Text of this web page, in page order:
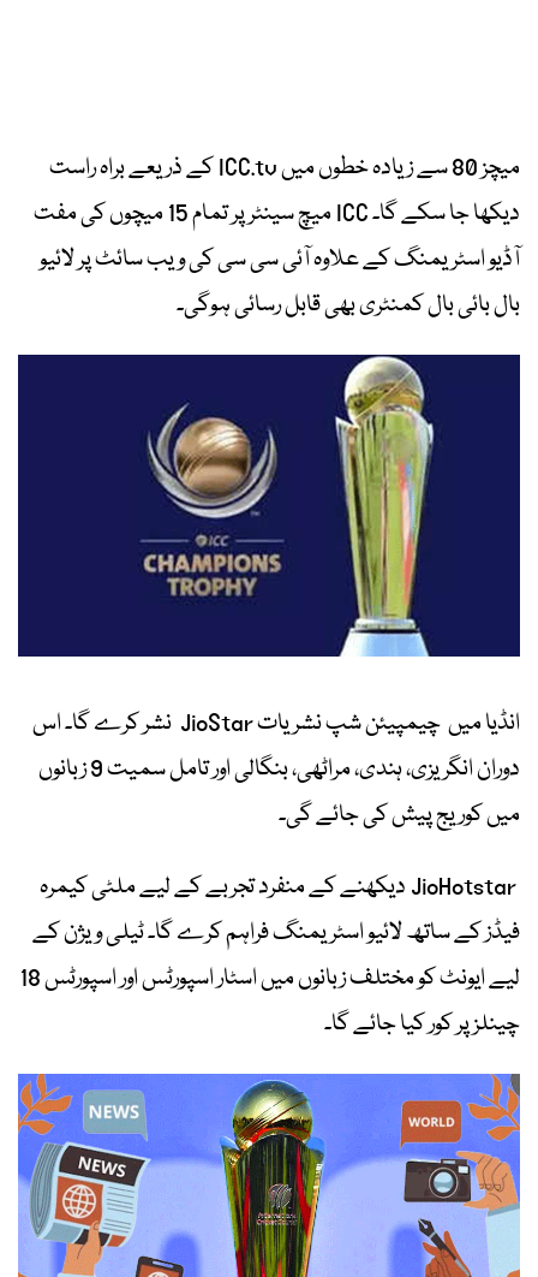
میچز 80 سے زیادہ خطوں میں ICC.tv کے ذریعے براہ راست
دیکھا جا سکے گا۔ ICC میچ سینٹر پر تمام 15 میچوں کی مفت
آڈیو اسٹریمنگ کے علاوہ آئی سی سی کی ویب سائٹ پر لائیو
بال بائی بال کمنٹری بھی قابل رسائی ہوگی۔
انڈیا میں چیمپیئن شپ نشریات JioStar نشر کرے گا۔ اس
دوران انگریزی، ہندی، مراٹھی، بنگالی اور تامل سمیت 9 زبانوں
میں کوریج پیش کی جائے گی۔
JioHotstar دیکھنے کے منفرد تجربے کے لیے ملٹی کیمرہ
فیڈز کے ساتھ لائیو اسٹریمنگ فراہم کرے گا۔ ٹیلی ویژن کے
لیے ایونٹ کو مختلف زبانوں میں اسٹار اسپورٹس اور اسپورٹس 18
چینلز پر کور کیا جائے گا۔